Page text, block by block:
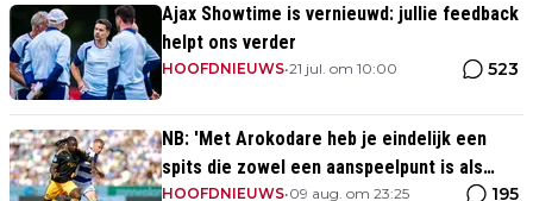
Ajax Showtime is vernieuwd: jullie feedback
helpt ons verder
HOOFDNIEUWS•21 jul. om 10:00 523
NB: 'Met Arokodare heb je eindelijk een
spits die zowel een aanspeelpunt is als
diepte heeft'
HOOFDNIEUWS•09 aug. om 23:25 195